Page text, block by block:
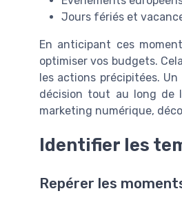
Jours fériés et
En anticipant ces
optimiser vos budgets.
les actions précipitées.
décision tout au long de
marketing numérique,
Identifier les
Repérer les